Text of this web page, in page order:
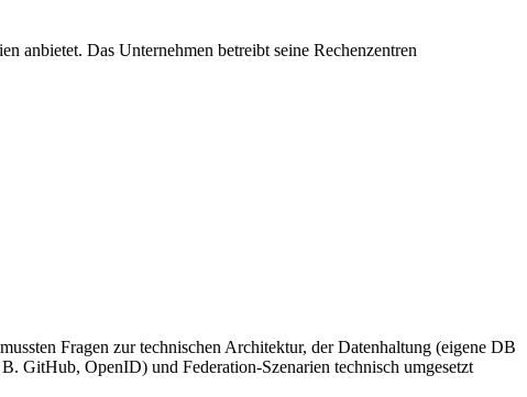
anbietet. Das Unternehmen betreibt seine Rechenzentren
Fragen zur technischen Architektur, der Datenhaltung (eigene DB
GitHub, OpenID) und Federation-Szenarien technisch umgesetzt